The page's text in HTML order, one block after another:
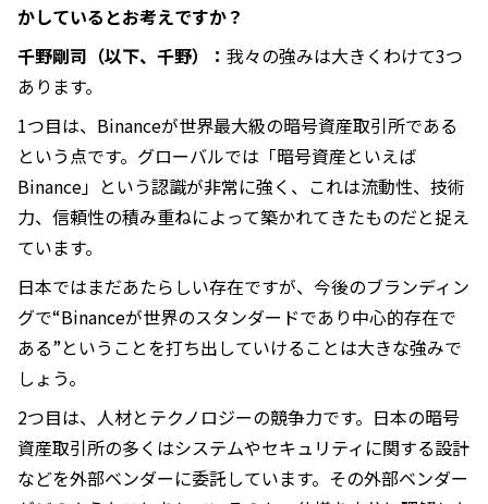
かしているとお考えですか？
千野剛司（以下、千野）： 我々の強みは大きくわけて3つ
あります。
1つ目は、Binanceが世界最大級の暗号資産取引所である
という点です。グローバルでは「暗号資産といえば
Binance」という認識が非常に強く、これは流動性、技術
力、信頼性の積み重ねによって築かれてきたものだと捉え
ています。
日本ではまだあたらしい存在ですが、今後のブランディン
グで“Binanceが世界のスタンダードであり中心的存在で
ある”ということを打ち出していけることは大きな強みで
しょう。
2つ目は、人材とテクノロジーの競争力です。日本の暗号
資産取引所の多くはシステムやセキュリティに関する設計
などを外部ベンダーに委託しています。その外部ベンダー